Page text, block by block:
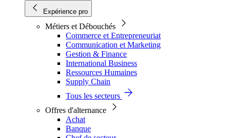
Expérience pro
Métiers et Débouchés
Commerce et Entrepreneuriat
Communication et Marketing
Gestion & Finance
International Business
Ressources Humaines
Supply Chain
Tous les secteurs
Offres d'alternance
Achat
Banque